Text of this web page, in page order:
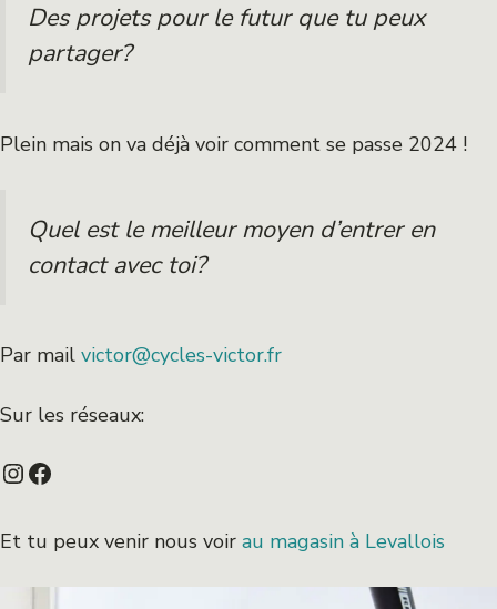
Des projets pour le futur que tu peux
partager?
Plein mais on va déjà voir comment se passe 2024 !
Quel est le meilleur moyen d’entrer en
contact avec toi?
Par mail victor@cycles-victor.fr
Sur les réseaux:
Instagram
Facebook
Et tu peux venir nous voir au magasin à Levallois